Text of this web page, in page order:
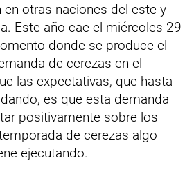
otras naciones del este y
Este año cae el miércoles 29
donde se produce el
de cerezas en el
las expectativas, que hasta
es que esta demanda
positivamente sobre los
de cerezas algo
ejecutando.